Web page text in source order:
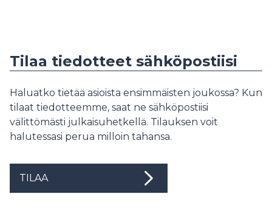
Tilaa tiedotteet sähköpostiisi
Haluatko tietää asioista ensimmäisten joukossa? Kun
tilaat tiedotteemme, saat ne sähköpostiisi
välittömästi julkaisuhetkellä. Tilauksen voit
halutessasi perua milloin tahansa.
TILAA